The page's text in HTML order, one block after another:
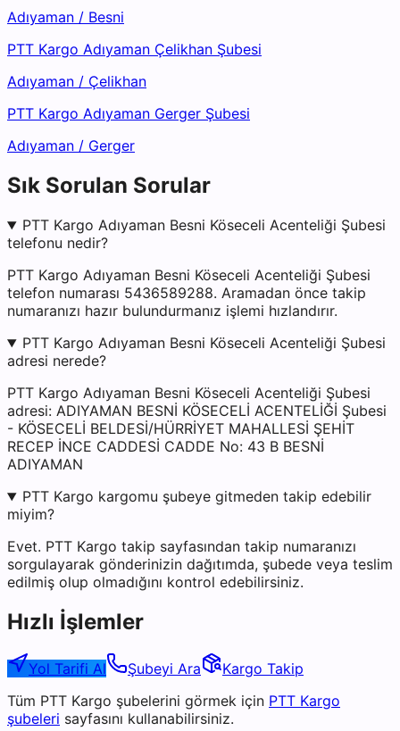
Adıyaman / Besni
PTT Kargo Adıyaman Çelikhan Şubesi
Adıyaman / Çelikhan
PTT Kargo Adıyaman Gerger Şubesi
Adıyaman / Gerger
Sık Sorulan Sorular
PTT Kargo Adıyaman Besni Köseceli Acenteliği Şubesi
telefonu nedir?
PTT Kargo Adıyaman Besni Köseceli Acenteliği Şubesi
telefon numarası 5436589288. Aramadan önce takip
numaranızı hazır bulundurmanız işlemi hızlandırır.
PTT Kargo Adıyaman Besni Köseceli Acenteliği Şubesi
adresi nerede?
PTT Kargo Adıyaman Besni Köseceli Acenteliği Şubesi
adresi: ADIYAMAN BESNİ KÖSECELİ ACENTELİĞİ Şubesi
- KÖSECELİ BELDESİ/HÜRRİYET MAHALLESİ ŞEHİT
RECEP İNCE CADDESİ CADDE No: 43 B BESNİ
ADIYAMAN
PTT Kargo kargomu şubeye gitmeden takip edebilir
miyim?
Evet. PTT Kargo takip sayfasından takip numaranızı
sorgulayarak gönderinizin dağıtımda, şubede veya teslim
edilmiş olup olmadığını kontrol edebilirsiniz.
Hızlı İşlemler
Yol Tarifi Al Şubeyi Ara
Kargo Takip
Tüm PTT Kargo şubelerini görmek için PTT Kargo
şubeleri sayfasını kullanabilirsiniz.